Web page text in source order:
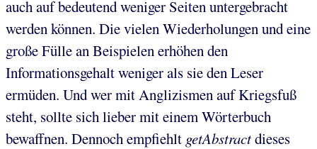
auch auf bedeutend weniger Seiten untergebracht
werden können. Die vielen Wiederholungen und eine
große Fülle an Beispielen erhöhen den
Informationsgehalt weniger als sie den Leser
ermüden. Und wer mit Anglizismen auf Kriegsfuß
steht, sollte sich lieber mit einem Wörterbuch
bewaffnen. Dennoch empfiehlt getAbstractdieses